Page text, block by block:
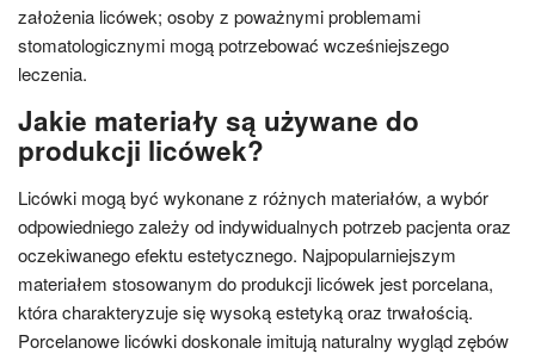
założenia licówek; osoby z poważnymi problemami
stomatologicznymi mogą potrzebować wcześniejszego
leczenia.
Jakie materiały są używane do
produkcji licówek?
Licówki mogą być wykonane z różnych materiałów, a wybór
odpowiedniego zależy od indywidualnych potrzeb pacjenta oraz
oczekiwanego efektu estetycznego. Najpopularniejszym
materiałem stosowanym do produkcji licówek jest porcelana,
która charakteryzuje się wysoką estetyką oraz trwałością.
Porcelanowe licówki doskonale imitują naturalny wygląd zębów